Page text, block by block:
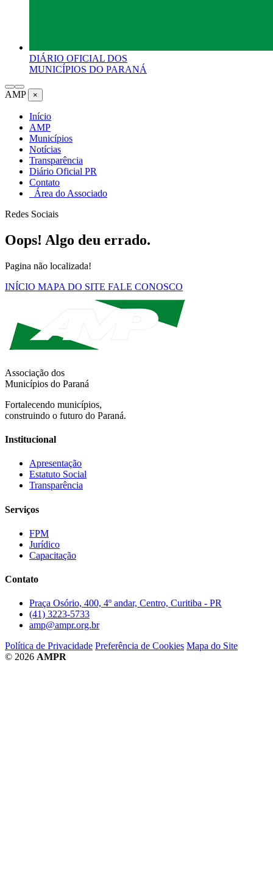
DIÁRIO OFICIAL DOS
MUNICÍPIOS DO PARANÁ
AMP ×
Início
AMP
Municípios
Notícias
Transparência
Diário Oficial PR
Contato
Área do Associado
Redes Sociais
Oops! Algo deu errado.
Pagina não localizada!
INÍCIO MAPA DO SITE FALE CONOSCO
Associação dos
Municípios do Paraná
Fortalecendo municípios,
construindo o futuro do Paraná.
Institucional
Apresentação
Estatuto Social
Transparência
Serviços
FPM
Jurídico
Capacitação
Contato
Praça Osório, 400, 4º andar, Centro, Curitiba - PR
(41) 3223-5733
amp@ampr.org.br
Política de Privacidade Preferência de Cookies Mapa do Site
© 2026 AMPR